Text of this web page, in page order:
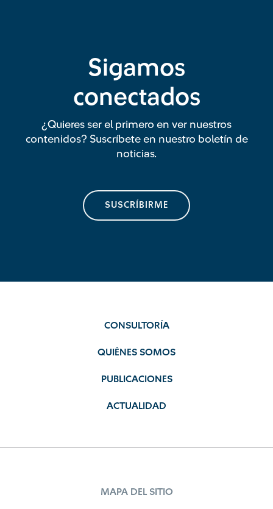
Sigamos
conectados
¿Quieres ser el primero en ver nuestros
contenidos? Suscríbete en nuestro boletín de
noticias.
SUSCRÍBIRME
CONSULTORÍA
QUIÉNES SOMOS
PUBLICACIONES
ACTUALIDAD
MAPA DEL SITIO